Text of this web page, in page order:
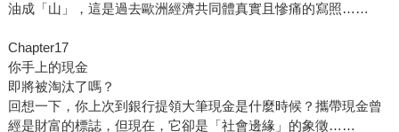
油成「山」，這是過去歐洲經濟共同體真實且慘痛的寫照……
Chapter17
你手上的現金
即將被淘汰了嗎？
回想一下，你上次到銀行提領大筆現金是什麼時候？攜帶現金曾
經是財富的標誌，但現在，它卻是「社會邊緣」的象徵……